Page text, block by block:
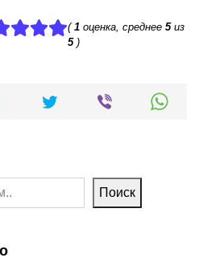
(1оценка, среднее 5из
5)
Поиск